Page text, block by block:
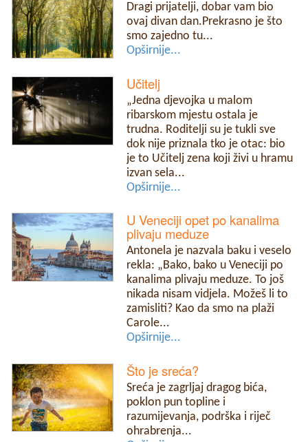
Dragi prijatelji, dobar vam bio
ovaj divan dan.Prekrasno je što
smo zajedno tu...
Opširnije...
Učitelj
„Jedna djevojka u malom
ribarskom mjestu ostala je
trudna. Roditelji su je tukli sve
dok nije priznala tko je otac: bio
je to Učitelj zena koji živi u hramu
izvan sela...
Opširnije...
U Veneciji opet po kanalima
plivaju meduze
Antonela je nazvala baku i veselo
rekla: „Bako, bako u Veneciji po
kanalima plivaju meduze. To još
nikada nisam vidjela. Možeš li to
zamisliti? Kao da smo na plaži
Carole...
Opširnije...
Što je sreća?
Sreća je zagrljaj dragog bića,
poklon pun topline i
razumijevanja, podrška i riječ
ohrabrenja...